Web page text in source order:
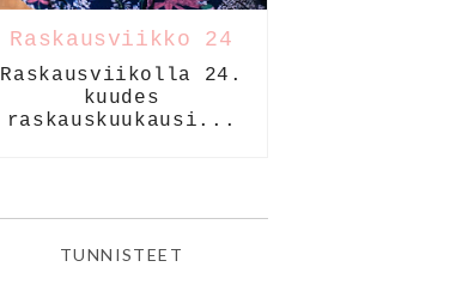
Raskausviikko 24
Raskausviikolla 24.
kuudes
raskauskuukausi...
TUNNISTEET